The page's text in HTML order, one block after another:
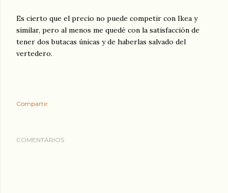
Es cierto que el precio no puede competir con Ikea y
similar, pero al menos me quedé con la satisfacción de
tener dos butacas únicas y de haberlas salvado del
vertedero.
Compartir
COMENTARIOS